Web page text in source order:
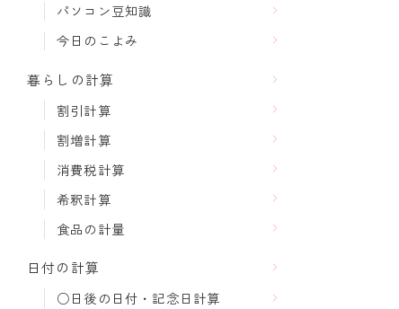
パソコン豆知識
今日のこよみ
暮らしの計算
割引計算
割増計算
消費税計算
希釈計算
食品の計量
日付の計算
○日後の日付・記念日計算